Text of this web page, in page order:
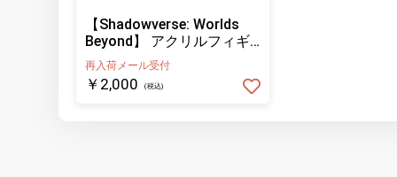
【Shadowverse: Worlds
Beyond】 アクリルフィギ
ュア 天踏む《吊るされた
男》・ローフラッド
再入荷メール受付
￥2,000 (税込)